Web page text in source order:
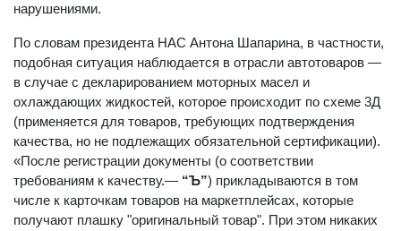
нарушениями.
По словам президента НАС Антона Шапарина, в частности,
подобная ситуация наблюдается в отрасли автотоваров —
в случае с декларированием моторных масел и
охлаждающих жидкостей, которое происходит по схеме 3Д
(применяется для товаров, требующих подтверждения
качества, но не подлежащих обязательной сертификации).
«После регистрации документы (о соответствии
требованиям к качеству.— “Ъ”) прикладываются в том
числе к карточкам товаров на маркетплейсах, которые
получают плашку "оригинальный товар". При этом никаких